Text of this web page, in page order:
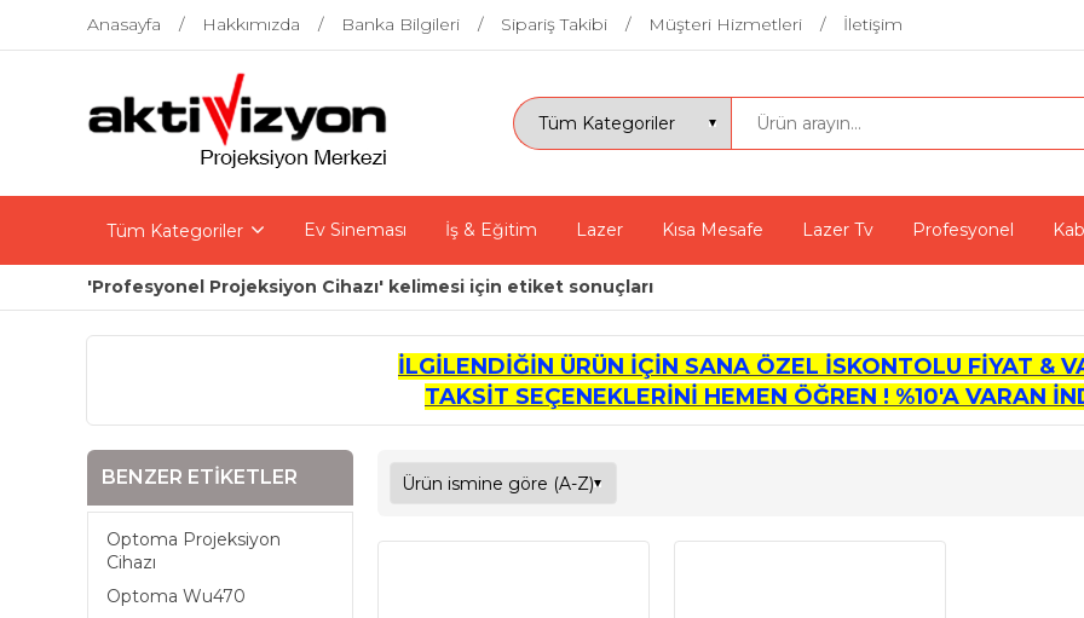
Anasayfa Hakkımızda Banka Bilgileri Sipariş Takibi Müşteri Hizmetleri İletişim
Tüm Kategoriler Ev Sineması İş & Eğitim Lazer Kısa Mesafe Lazer Tv Profesyonel
'Profesyonel Projeksiyon Cihazı' kelimesi için etiket sonuçları
İLGİLENDİĞİN ÜRÜN İÇİN SANA ÖZEL İSKONTOLU FİYAT &
TAKSİT SEÇENEKLERİNİ HEMEN ÖĞREN ! %10'A VARAN
BENZER ETIKETLER
Optoma Projeksiyon
Cihazı
Optoma Wu470